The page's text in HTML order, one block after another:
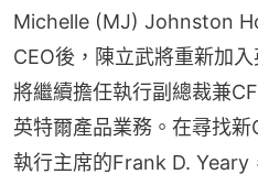
Michelle (MJ) Johnston
CEO後，陳立武將重新加
將繼續擔任執行副總裁兼
英特爾產品業務。在尋找
執行主席的Frank D. Yeary